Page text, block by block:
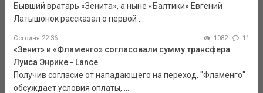
Бывший вратарь «Зенита», а ныне «Балтики» Евгений
Латышонок рассказал о первой ...
Сегодня 22:36 1082 11
«Зенит» и «Фламенго» согласовали сумму трансфера
Луиса Энрике - Lance
Получив согласие от нападающего на переход, "Фламенго"
обсуждает условия оплаты, ...